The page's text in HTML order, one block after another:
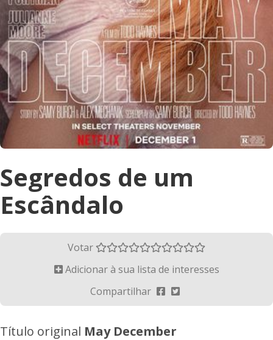
Segredos de um
Escândalo
Votar
Adicionar à sua lista de interesses
Compartilhar
Título original May December